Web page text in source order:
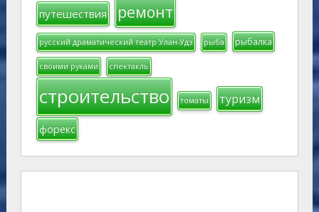
путешествия ремонт
русский драматический театр Улан-Удэ рыба рыбалка
своими руками спектакль
строительство томаты туризм
форекс